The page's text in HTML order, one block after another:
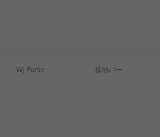
WJ Furse 接地バー